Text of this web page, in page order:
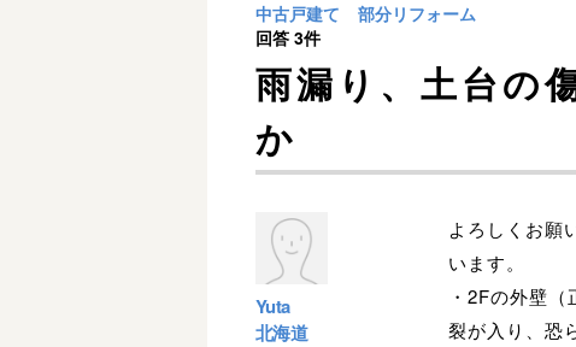
中古戸建て
部分リフォーム
回答 3件
雨漏り、土台の
か
Yuta
北海道
よろしくお願
います。
・2Fの外壁
裂が入り、恐